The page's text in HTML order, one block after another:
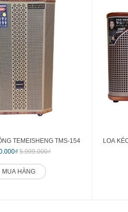
TEMEISHENG TMS-154
5.999.000₫
MUA HÀNG
LOA